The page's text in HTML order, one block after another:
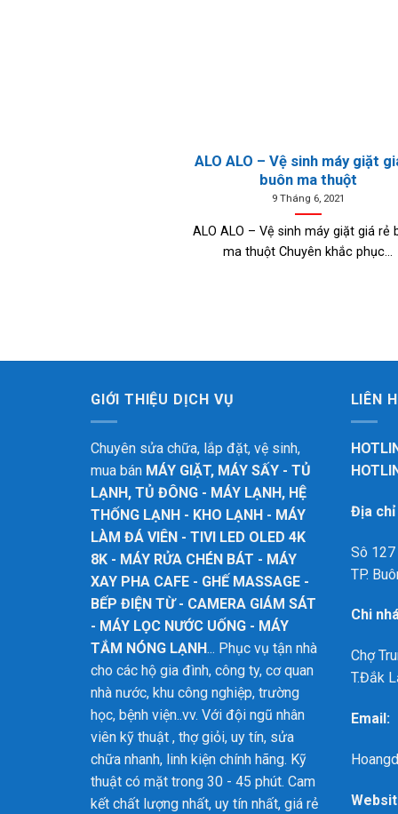
ALO ALO – Vệ sinh máy giặt
buôn ma thuột
9 Tháng 6, 2021
ALO ALO – Vệ sinh máy giặt giá rẻ
ma thuột Chuyên khắc phục...
GIỚI THIỆU DỊCH VỤ
Chuyên sửa chữa, lắp đặt, vệ sinh,
mua bán MÁY GIẶT, MÁY SẤY - TỦ
LẠNH, TỦ ĐÔNG - MÁY LẠNH, HỆ
THỐNG LẠNH - KHO LẠNH - MÁY
LÀM ĐÁ VIÊN - TIVI LED OLED 4K
8K - MÁY RỬA CHÉN BÁT - MÁY
XAY PHA CAFE - GHẾ MASSAGE -
BẾP ĐIỆN TỪ - CAMERA GIÁM SÁT
- MÁY LỌC NƯỚC UỐNG - MÁY
TẮM NÓNG LẠNH... Phục vụ tận nhà
cho các hộ gia đình, công ty, cơ quan
nhà nước, khu công nghiệp, trường
học, bệnh viện..vv. Với đội ngũ nhân
viên kỹ thuật , thợ giỏi, uy tín, sửa
chữa nhanh, linh kiện chính hãng. Kỹ
thuật có mặt trong 30 - 45 phút. Cam
kết chất lượng nhất, uy tín nhất, giá rẻ
LIÊN
Địa chỉ
Sô 127
TP.
Chi
Chợ
T.Đắk
Email: